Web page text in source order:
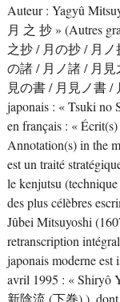
Auteur : Yagyû
月 之 抄 » (Autres
之抄 / 月の抄 / 月
の諸 / 月ノ諸 / 月
見の書 / 月見ノ書 /
japonais : « Tsuki no
en français : «
Annotation(s) in the
est un traité
le kenjutsu
des plus célèbres
Jûbei Mitsuyoshi
retranscription
japonais moderne
avril 1995 : « Shiryô